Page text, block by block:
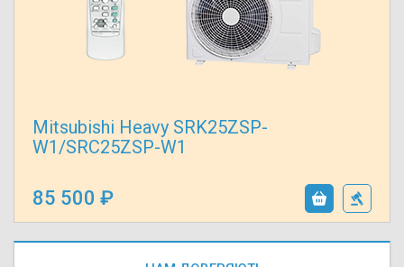
Mitsubishi Heavy SRK25ZSP-
W1/SRC25ZSP-W1
85 500